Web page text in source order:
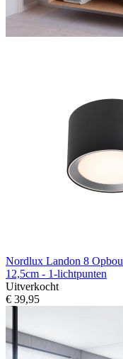
Nordlux Landon 8
12,5cm - 1-lichtpunten
Uitverkocht
€ 39,95